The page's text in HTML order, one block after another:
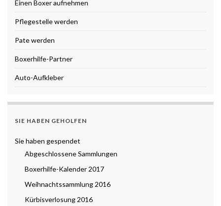
Einen Boxer aufnehmen
Pflegestelle werden
Pate werden
Boxerhilfe-Partner
Auto-Aufkleber
SIE HABEN GEHOLFEN
Sie haben gespendet
Abgeschlossene Sammlungen
Boxerhilfe-Kalender 2017
Weihnachtssammlung 2016
Kürbisverlosung 2016